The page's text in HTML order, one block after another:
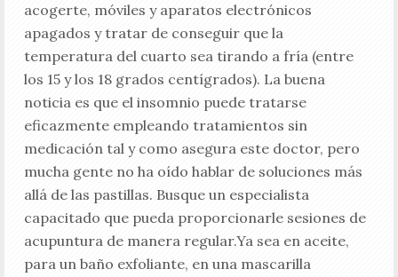
acogerte, móviles y aparatos electrónicos
apagados y tratar de conseguir que la
temperatura del cuarto sea tirando a fría (entre
los 15 y los 18 grados centígrados). La buena
noticia es que el insomnio puede tratarse
eficazmente empleando tratamientos sin
medicación tal y como asegura este doctor, pero
mucha gente no ha oído hablar de soluciones más
allá de las pastillas. Busque un especialista
capacitado que pueda proporcionarle sesiones de
acupuntura de manera regular.Ya sea en aceite,
para un baño exfoliante, en una mascarilla